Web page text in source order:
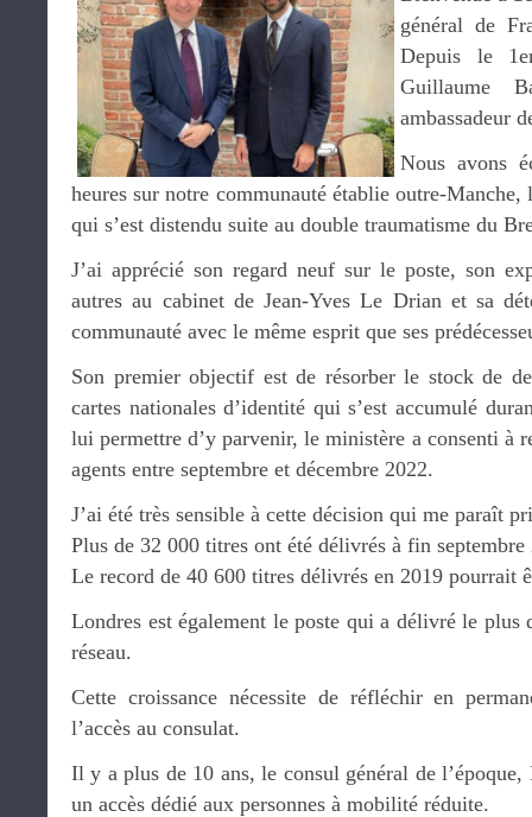
général de
Depuis le
Guillaume
ambassadeur
Nous avons
heures sur notre communauté établie outre-Manche,
qui s’est distendu suite au double traumatisme du
J’ai apprécié son regard neuf sur le poste, son
autres au cabinet de Jean-Yves Le Drian et sa
communauté avec le même esprit que ses
Son premier objectif est de résorber le stock de
cartes nationales d’identité qui s’est accumulé
lui permettre d’y parvenir, le ministère a consenti à
agents entre septembre et décembre 2022.
J’ai été très sensible à cette décision qui me paraît
Plus de 32 000 titres ont été délivrés à fin septembre
Le record de 40 600 titres délivrés en 2019 pourrait
Londres est également le poste qui a délivré le plus
réseau.
Cette croissance nécessite de réfléchir en
l’accès au consulat.
Il y a plus de 10 ans, le consul général de
un accès dédié aux personnes à mobilité réduite.